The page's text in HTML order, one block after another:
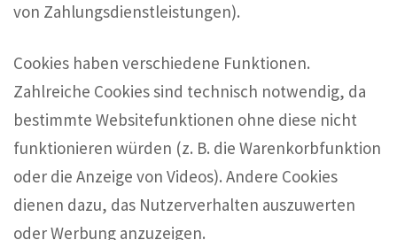
von Zahlungsdienstleistungen).
Cookies haben verschiedene Funktionen.
Zahlreiche Cookies sind technisch notwendig, da
bestimmte Websitefunktionen ohne diese nicht
funktionieren würden (z. B. die Warenkorbfunktion
oder die Anzeige von Videos). Andere Cookies
dienen dazu, das Nutzerverhalten auszuwerten
oder Werbung anzuzeigen.